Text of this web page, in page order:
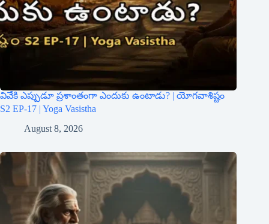
వివేకి ఎప్పుడూ ప్రశాంతంగా ఎందుకు ఉంటాడు? | యోగవాశిష్టం
S2 EP-17 | Yoga Vasistha
August 8, 2026